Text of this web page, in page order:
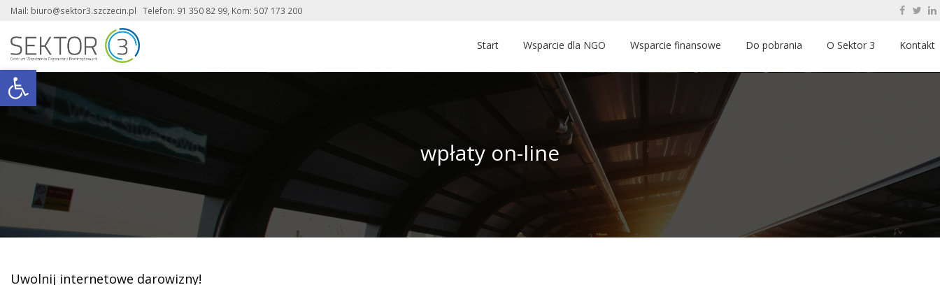
Otwórz pasek narzędzi
Mail: biuro@sektor3.szczecin.pl Telefon: 91 350 82 99, Kom: 507 173 200
Start Wsparcie dla NGO Wsparcie finansowe Do pobrania O Sektor 3 Kontakt
wpłaty on-line
Uwolnij internetowe darowizny!